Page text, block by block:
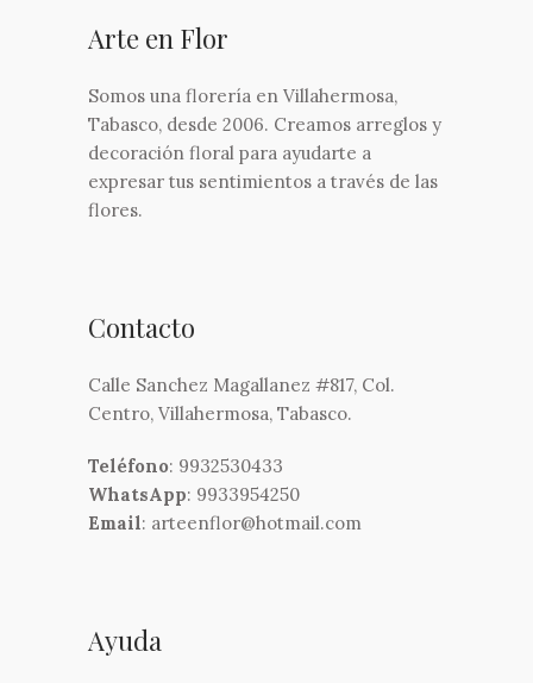
Arte en Flor
Somos una florería en Villahermosa,
Tabasco, desde 2006. Creamos arreglos y
decoración floral para ayudarte a
expresar tus sentimientos a través de las
flores.
Contacto
Calle Sanchez Magallanez #817, Col.
Centro, Villahermosa, Tabasco.
Teléfono: 9932530433
WhatsApp: 9933954250
Email: arteenflor@hotmail.com
Ayuda